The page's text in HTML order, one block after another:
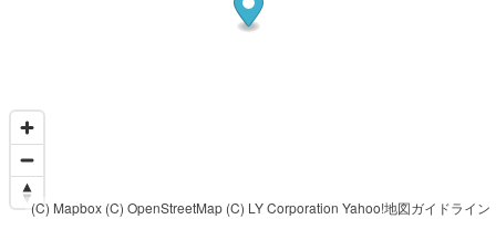
(C) Mapbox (C) OpenStreetMap (C) LY Corporation Yahoo!地図ガイドライン